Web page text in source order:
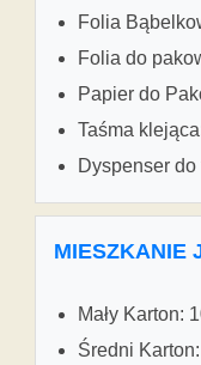
Folia
Folia do
Papier do
Taśma
Dyspenser
MIESZKANIE
Mały Karton:
Średni